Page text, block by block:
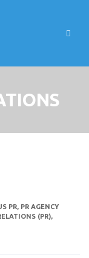
PR, PR AGENCY
(PR),